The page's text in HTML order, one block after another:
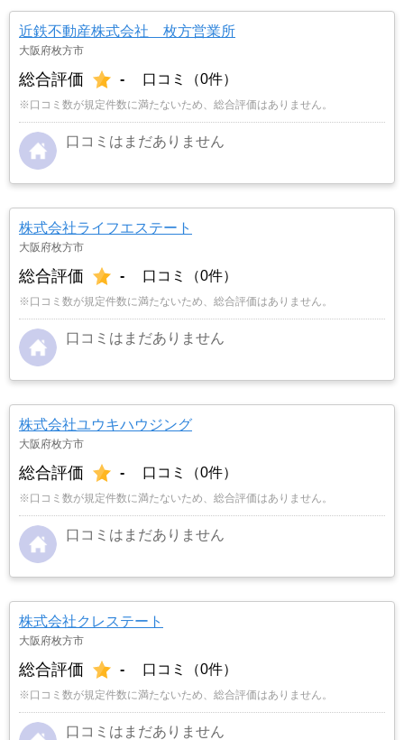
近鉄不動産株式会社 枚方営業所
大阪府枚方市
総合評価 - 口コミ（0件）
※口コミ数が規定件数に満たないため、総合評価はありません。
口コミはまだありません
株式会社ライフエステート
大阪府枚方市
総合評価 - 口コミ（0件）
※口コミ数が規定件数に満たないため、総合評価はありません。
口コミはまだありません
株式会社ユウキハウジング
大阪府枚方市
総合評価 - 口コミ（0件）
※口コミ数が規定件数に満たないため、総合評価はありません。
口コミはまだありません
株式会社クレステート
大阪府枚方市
総合評価 - 口コミ（0件）
※口コミ数が規定件数に満たないため、総合評価はありません。
口コミはまだありません